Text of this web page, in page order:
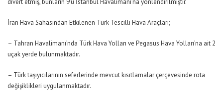
divert etmiş, bunların 9’u İstanbul Havalimanı’na yönlendirilmiştir.
İran Hava Sahasından Etkilenen Türk Tescilli Hava Araçları;
– Tahran Havalimanı’nda Türk Hava Yolları ve Pegasus Hava Yolları’na ait 2
uçak yerde bulunmaktadır.
– Türk taşıyıcılarının seferlerinde mevcut kısıtlamalar çerçevesinde rota
değişiklikleri uygulanmaktadır.